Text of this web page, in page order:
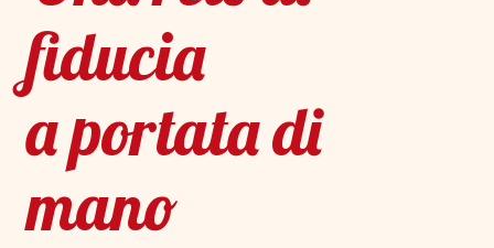
fiducia
a portata di
mano